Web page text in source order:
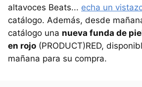
altavoces Beats... echa un
catálogo. Además, desde
catálogo una nueva funda de
en rojo (PRODUCT)RED,
mañana para su compra.